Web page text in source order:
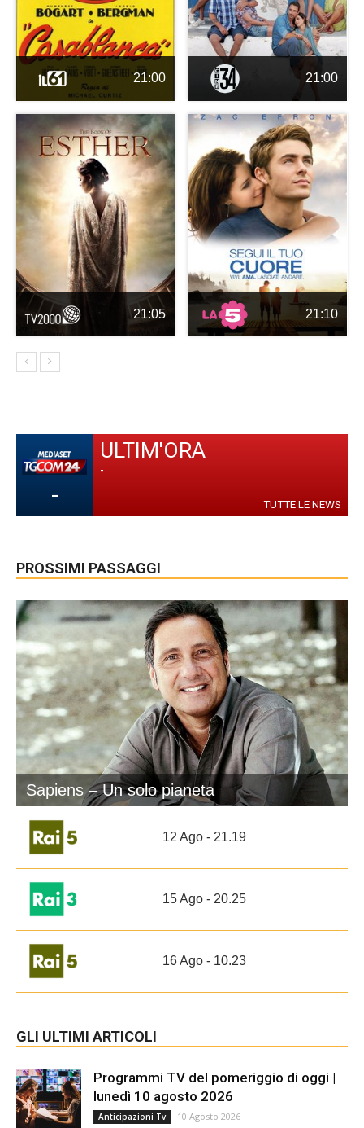
21:00 21:00
21:05 21:10
-
ULTIM'ORA
-
TUTTE LE NEWS
PROSSIMI PASSAGGI
Sapiens – Un solo pianeta
12 Ago - 21.19
15 Ago - 20.25
16 Ago - 10.23
GLI ULTIMI ARTICOLI
Programmi TV del pomeriggio di oggi |
lunedì 10 agosto 2026
Anticipazioni Tv 10 Agosto 2026